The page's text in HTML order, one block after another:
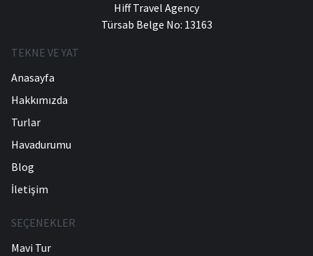
Hiff Travel Agency
Türsab Belge No: 13163
TEKNE VE YAT
Anasayfa
Hakkımızda
Turlar
Havadurumu
Blog
İletişim
SEÇENEKLER
Mavi Tur